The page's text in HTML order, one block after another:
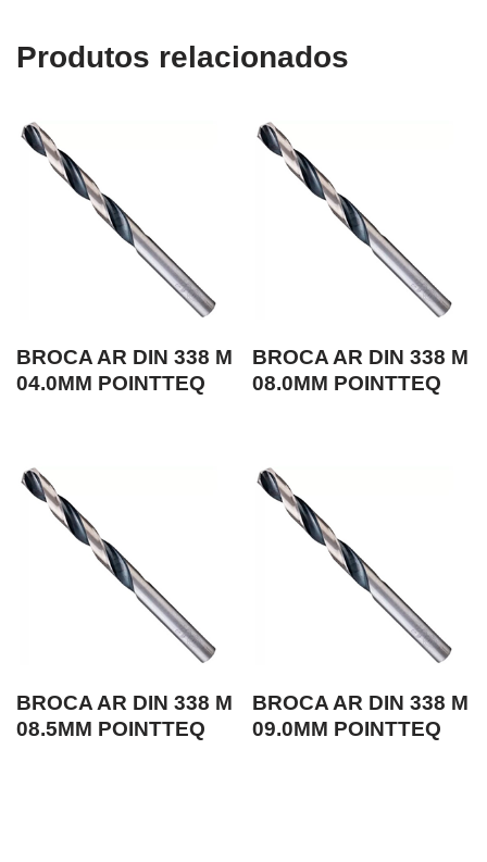
Produtos relacionados
BROCA AR DIN 338 M
04.0MM POINTTEQ
BROCA AR DIN 338 M
08.0MM POINTTEQ
BROCA AR DIN 338 M
08.5MM POINTTEQ
BROCA AR DIN 338 M
09.0MM POINTTEQ